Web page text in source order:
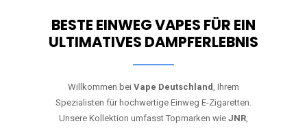
BESTE EINWEG VAPES FÜR EIN
ULTIMATIVES DAMPFERLEBNIS
Willkommen bei Vape Deutschland, Ihrem
Spezialisten für hochwertige Einweg E-Zigaretten.
Unsere Kollektion umfasst Topmarken wie JNR,